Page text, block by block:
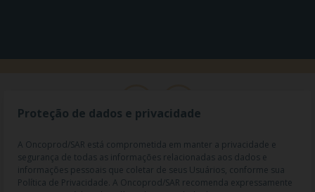
Proteção de dados e privacidade
A Oncoprod/SAR está comprometida em manter a privacidade e
segurança de todas as informações relacionadas aos dados e
informações pessoais que coletar de seus Usuários, conforme sua
Política de Privacidade. A Oncoprod/SAR recomenda expressamente